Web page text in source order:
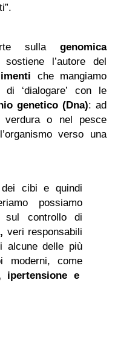
sulla genomica
l’autore del
che mangiamo
‘dialogare’ con le
genetico (Dna): ad
verdura o nel pesce
verso una
cibi e quindi
possiamo
controllo di
veri responsabili
alcune delle più
moderni, come
e